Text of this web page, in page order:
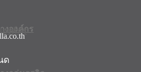
งองค์กร
งค์กร
ด